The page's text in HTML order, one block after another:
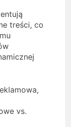
treści, co
vs.